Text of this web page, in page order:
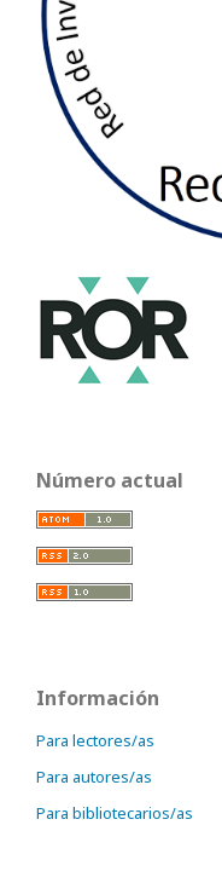
Número actual
Información
Para lectores/as
Para autores/as
Para bibliotecarios/as